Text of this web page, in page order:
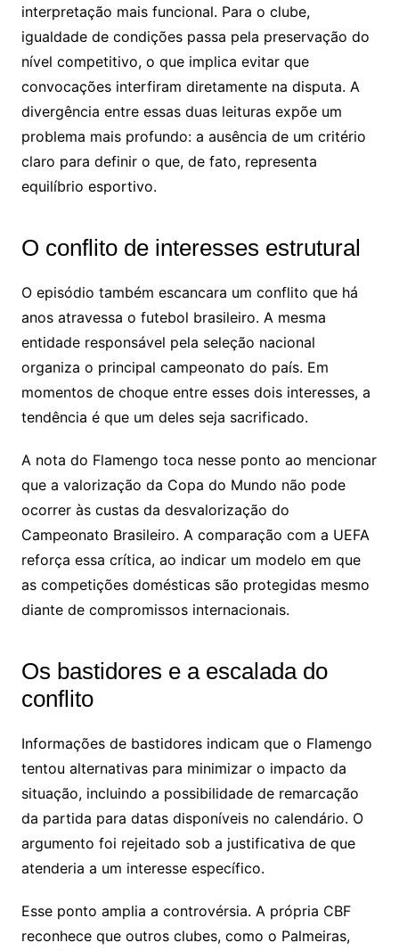
interpretação mais funcional. Para o clube,
igualdade de condições passa pela preservação do
nível competitivo, o que implica evitar que
convocações interfiram diretamente na disputa. A
divergência entre essas duas leituras expõe um
problema mais profundo: a ausência de um critério
claro para definir o que, de fato, representa
equilíbrio esportivo.
O conflito de interesses estrutural
O episódio também escancara um conflito que há
anos atravessa o futebol brasileiro. A mesma
entidade responsável pela seleção nacional
organiza o principal campeonato do país. Em
momentos de choque entre esses dois interesses, a
tendência é que um deles seja sacrificado.
A nota do Flamengo toca nesse ponto ao mencionar
que a valorização da Copa do Mundo não pode
ocorrer às custas da desvalorização do
Campeonato Brasileiro. A comparação com a UEFA
reforça essa crítica, ao indicar um modelo em que
as competições domésticas são protegidas mesmo
diante de compromissos internacionais.
Os bastidores e a escalada do
conflito
Informações de bastidores indicam que o Flamengo
tentou alternativas para minimizar o impacto da
situação, incluindo a possibilidade de remarcação
da partida para datas disponíveis no calendário. O
argumento foi rejeitado sob a justificativa de que
atenderia a um interesse específico.
Esse ponto amplia a controvérsia. A própria CBF
reconhece que outros clubes, como o Palmeiras,